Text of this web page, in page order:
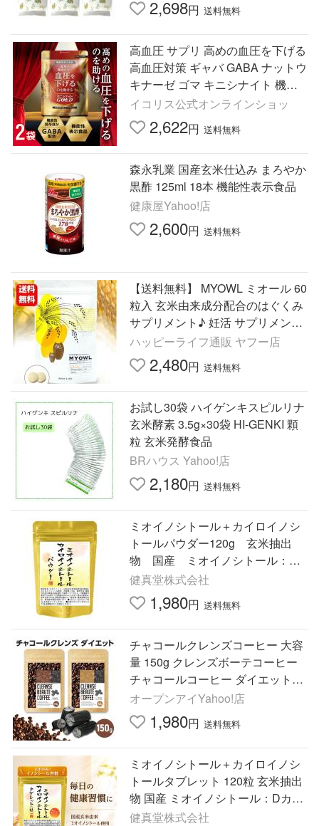
2,698円 送料無料
高血圧 サプリ 高めの血圧を下げる
高血圧対策 ギャバ GABA ナットウ
キナーゼ ゴマ キニシナイト 機能
性表示食品 2袋セット 爆買
イコリス公式オンラインショッ
2,622円 送料無料
森永乳業 国産玄米仕込み まろやか
黒酢 125ml 18本 機能性表示食品
健康屋Yahoo!店
2,600円 送料無料
【送料無料】 MYOWL ミオール 60
粒入 玄米由来成分配合のはぐくみ
サプリメント♪ 妊活 サプリメント
不妊 サプリ 漢方 葉酸 イノシト
ール
ハッピーライフ通販 ヤフー店
2,480円 送料無料
お試し30袋 ハイゲンキスピルリナ
玄米酵素 3.5g×30袋 HI-GENKI 顆
粒 玄米発酵食品
BRハウス Yahoo!店
2,180円 送料無料
ミオイノシトール＋カイロイノシ
トールパウダー120g 玄米抽出
物 国産 ミオイノシトール：D
カイロイノシトール＝４０：１配
合
健真堂株式会社
1,980円 送料無料
チャコールクレンズコーヒー 大容
量 150g クレンズボーテコーヒー
チャコールコーヒー ダイエットコ
ーヒー コンブチャ 酵素 炭コーヒ
ー 置き換え
オープンアイYahoo!店
1,980円 送料無料
ミオイノシトール＋カイロイノシ
トールタブレット 120粒 玄米抽出
物 国産 ミオイノシトール：Dカイ
ロイノシトール＝４０：１配合
健真堂株式会社